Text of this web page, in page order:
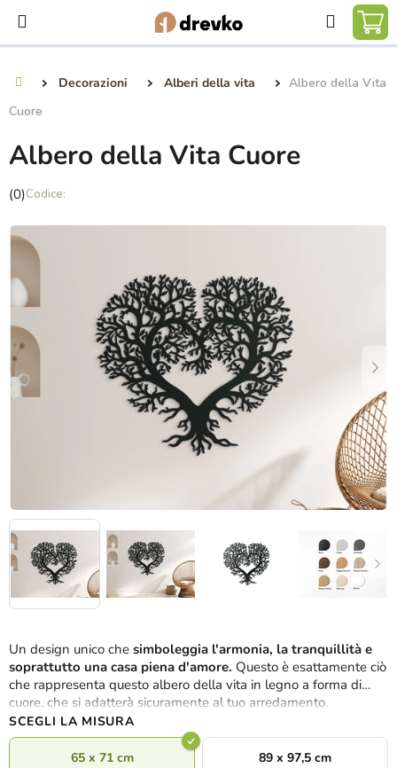
contenuto
Ricerca
Decorazioni Alberi della vita
Albero della Vita
Cuore
Un design unico che simboleggia l'armonia, la tranquillità e
soprattutto una casa piena d'amore. Questo è esattamente ciò
che rappresenta questo albero della vita in legno a forma di
cuore, che si adatterà sicuramente al tuo arredamento.
SCEGLI LA MISURA
65 x 71 cm 89 x 97,5 cm
Albero della Vita Cuore
La
media
prodotto
è
0,0
stelle.
(0)